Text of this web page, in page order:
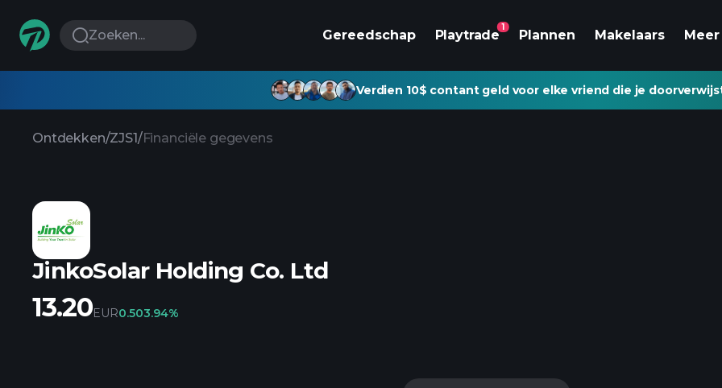
Zoeken... Gereedschap Playtrade
1
Plannen Makelaars Meer
Verdien 10$ contant geld voor elke vriend die je
Ontdekken/ZJS1/Financiële gegevens
JinkoSolar Holding Co. Ltd
13.20EUR0.503.94%